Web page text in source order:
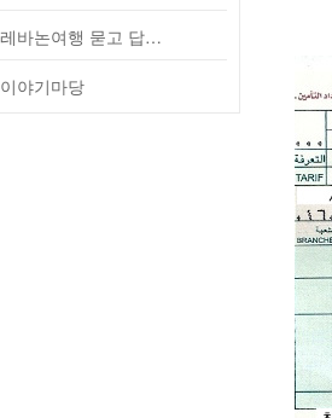
레바논여행 묻고 답하기
이야기마당